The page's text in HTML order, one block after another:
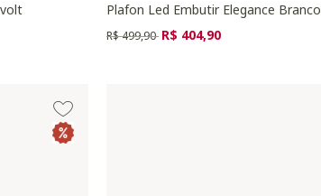
Plafon Led Embutir Elegance Branco
Preço reduzido de
R$ 499,90 para
R$ 404,90